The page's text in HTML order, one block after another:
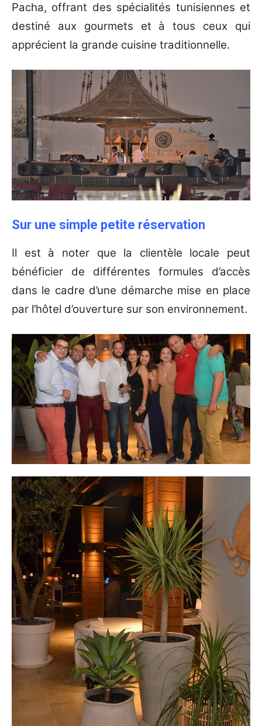
Pacha, offrant des spécialités tunisiennes et
destiné aux gourmets et à tous ceux qui
apprécient la grande cuisine traditionnelle.
Sur une simple petite réservation
Il est à noter que la clientèle locale peut
bénéficier de différentes formules d’accès
dans le cadre d’une démarche mise en place
par l’hôtel d’ouverture sur son environnement.